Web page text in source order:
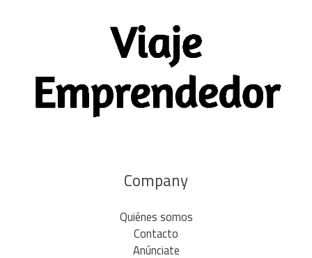
Company
Quiénes somos
Contacto
Anúnciate